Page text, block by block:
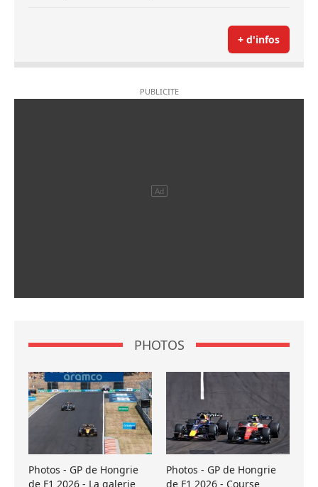
+ d'infos
PHOTOS
Photos - GP de Hongrie
de F1 2026 - La galerie
Photos - GP de Hongrie
de F1 2026 - Course